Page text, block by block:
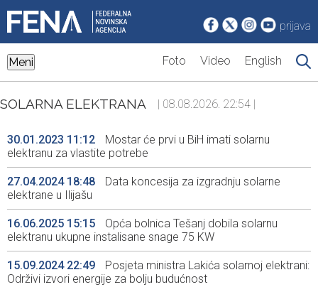
prijava
Meni Foto Video English
SOLARNA ELEKTRANA | 08.08.2026. 22:54 |
30.01.2023 11:12
Mostar će prvi u BiH imati solarnu
elektranu za vlastite potrebe
27.04.2024 18:48
Data koncesija za izgradnju solarne
elektrane u Ilijašu
16.06.2025 15:15
Opća bolnica Tešanj dobila solarnu
elektranu ukupne instalisane snage 75 KW
15.09.2024 22:49
Posjeta ministra Lakića solarnoj elektrani:
Održivi izvori energije za bolju budućnost